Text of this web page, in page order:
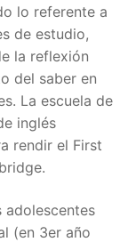
lo referente a
de estudio,
la reflexión
del saber en
La escuela de
inglés
rendir el First
adolescentes
(en 3er año